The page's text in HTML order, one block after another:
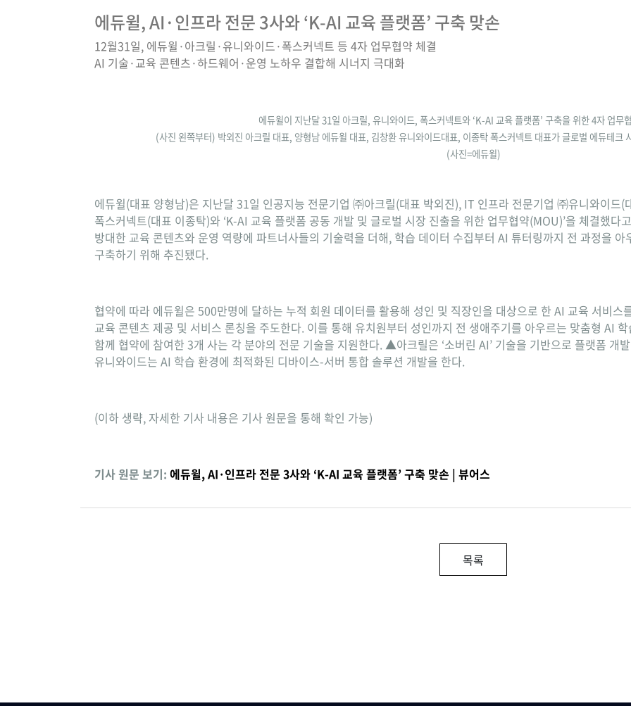
에듀윌, AI·인프라 전문 3사와 ‘K-AI 교육 플랫폼’ 구축 맞손
12월31일, 에듀윌·아크릴·유니와이드·폭스커넥트 등 4자 업무협약 체결
AI 기술·교육 콘텐츠·하드웨어·운영 노하우 결합해 시너지 극대화
에듀윌이 지난달 31일 아크릴, 유니와이드, 폭스커넥트와 ‘K-AI 교육 플랫폼’ 구축을 위한 4자 업무
(사진 왼쪽부터) 박외진 아크릴 대표, 양형남 에듀윌 대표, 김창환 유니와이드대표, 이종탁 폭스커넥트 대표가 글로벌 에듀테크
(사진=에듀윌)
에듀윌(대표 양형남)은 지난달 31일 인공지능 전문기업 ㈜아크릴(대표 박외진), IT 인프라 전문기업 ㈜유니와이드
폭스커넥트(대표 이종탁)와 ‘K-AI 교육 플랫폼 공동 개발 및 글로벌 시장 진출을 위한 업무협약(MOU)’을 체결했다
방대한 교육 콘텐츠와 운영 역량에 파트너사들의 기술력을 더해, 학습 데이터 수집부터 AI 튜터링까지 전 과정을 아
구축하기 위해 추진됐다.
협약에 따라 에듀윌은 500만명에 달하는 누적 회원 데이터를 활용해 성인 및 직장인을 대상으로 한 AI 교육 서비
교육 콘텐츠 제공 및 서비스 론칭을 주도한다. 이를 통해 유치원부터 성인까지 전 생애주기를 아우르는 맞춤형 AI
함께 협약에 참여한 3개 사는 각 분야의 전문 기술을 지원한다. ▲아크릴은 ‘소버린 AI’ 기술을 기반으로 플랫폼
유니와이드는 AI 학습 환경에 최적화된 디바이스-서버 통합 솔루션 개발을 한다.
(이하 생략, 자세한 기사 내용은 기사 원문을 통해 확인 가능)
기사 원문 보기: 에듀윌, AI·인프라 전문 3사와 ‘K-AI 교육 플랫폼’ 구축 맞손 | 뷰어스
목록